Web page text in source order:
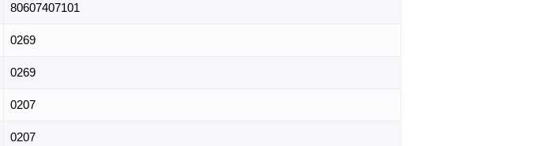
80607407101
0269
0269
0207
0207